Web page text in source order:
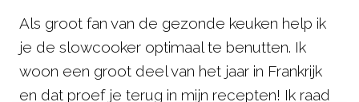
Als groot fan van de gezonde keuken help ik
je de slowcooker optimaal te benutten. Ik
woon een groot deel van het jaar in Frankrijk
en dat proef je terug in mijn recepten! Ik raad